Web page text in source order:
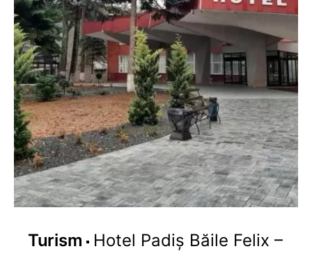
Turism
Hotel Padiș Băile Felix –